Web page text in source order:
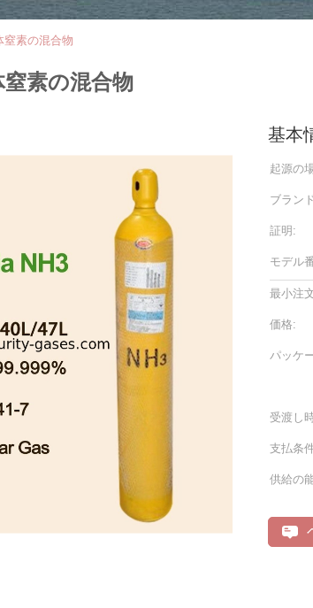
窒素の混合物
素の混合物
基本
起源の
ブラン
証明:
モデル
最小注
価格:
パッケ
受渡し
支払条
供給の